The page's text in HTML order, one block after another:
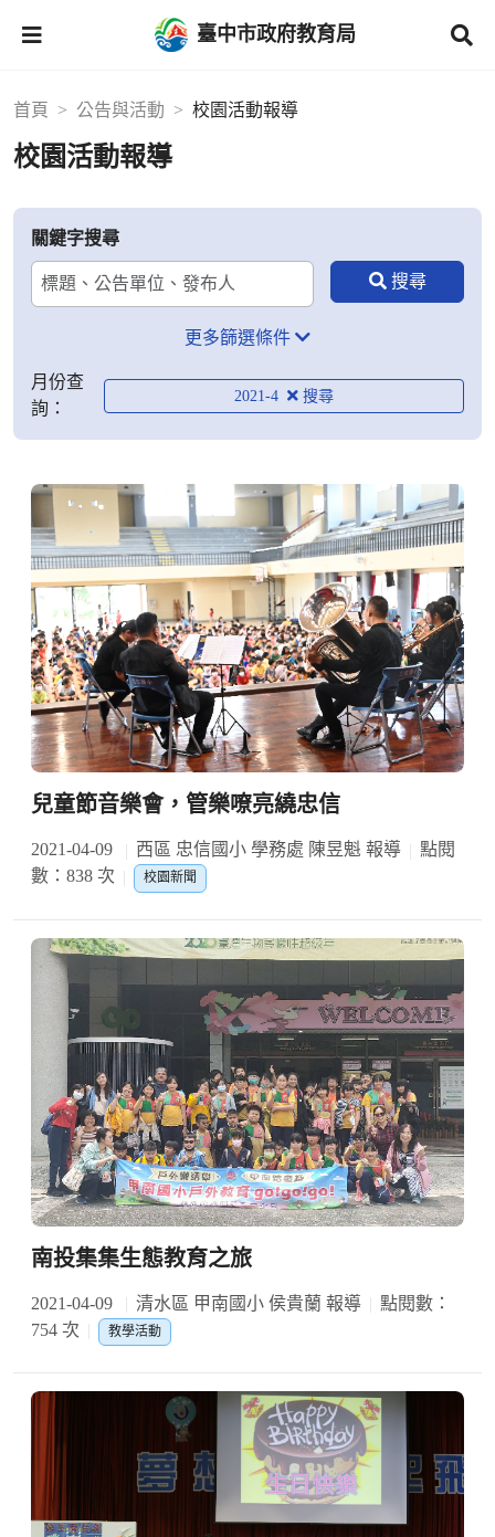
臺中市政府教育局
首頁 公告與活動 校園活動報導
校園活動報導
關鍵字搜尋
更多篩選條件
月份查
詢：
2021-4
兒童節音樂會，管樂嘹亮繞忠信
2021-04-09 西區 忠信國小 學務處 陳昱魁 報導
點閱
數：838 次
校園新聞
南投集集生態教育之旅
2021-04-09 清水區 甲南國小 侯貴蘭 報導
點閱數：
754 次
教學活動